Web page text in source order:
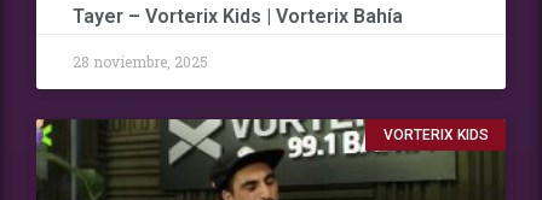
Tayer – Vorterix Kids | Vorterix Bahía
28 noviembre, 2025
VORTERIX KIDS